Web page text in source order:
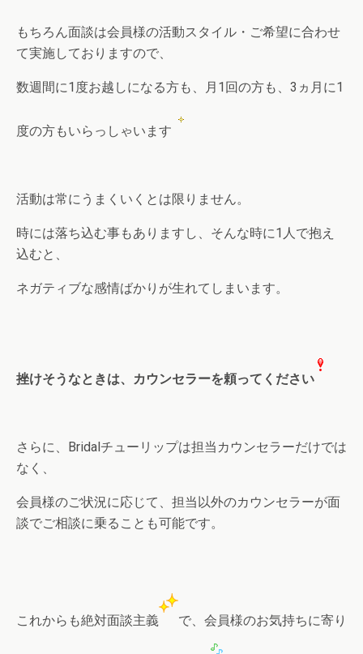
もちろん面談は会員様の活動スタイル・ご希望に合わせ
て実施しておりますので、
数週間に1度お越しになる方も、月1回の方も、3ヵ月に1
度の方もいらっしゃいます
活動は常にうまくいくとは限りません。
時には落ち込む事もありますし、そんな時に1人で抱え
込むと、
ネガティブな感情ばかりが生れてしまいます。
挫けそうなときは、カウンセラーを頼ってください
さらに、Bridalチューリップは担当カウンセラーだけでは
なく、
会員様のご状況に応じて、担当以外のカウンセラーが面
談でご相談に乗ることも可能です。
これからも絶対面談主義 で、会員様のお気持ちに寄り